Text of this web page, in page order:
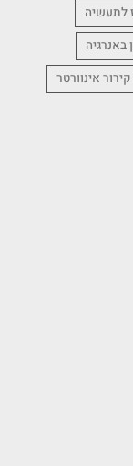
לתעשיה
באנרגיה
אינוורטר